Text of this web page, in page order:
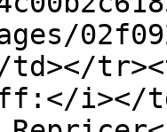
td></
i></